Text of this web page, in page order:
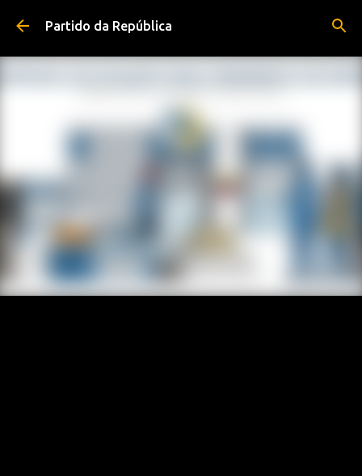
Pular para o conteúdo principal
Partido da República